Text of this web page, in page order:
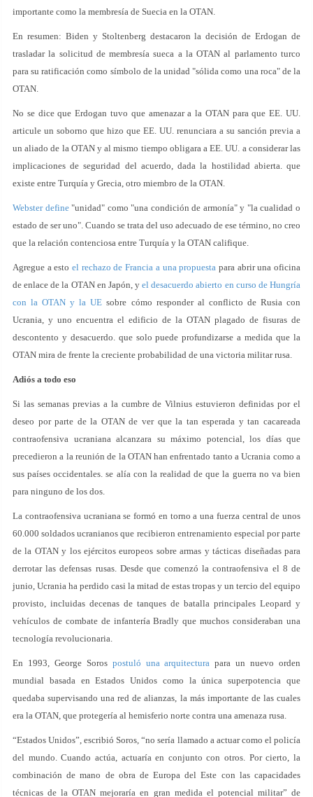
importante como la membresía de Suecia en la OTAN.
En resumen: Biden y Stoltenberg destacaron la decisión de Erdogan de
trasladar la solicitud de membresía sueca a la OTAN al parlamento turco
para su ratificación como símbolo de la unidad "sólida como una roca" de la
OTAN.
No se dice que Erdogan tuvo que amenazar a la OTAN para que EE. UU.
articule un soborno que hizo que EE. UU. renunciara a su sanción previa a
un aliado de la OTAN y al mismo tiempo obligara a EE. UU. a considerar las
implicaciones de seguridad del acuerdo, dada la hostilidad abierta. que
existe entre Turquía y Grecia, otro miembro de la OTAN.
Webster define"unidad" como "una condición de armonía" y "la cualidad o
estado de ser uno". Cuando se trata del uso adecuado de ese término, no creo
que la relación contenciosa entre Turquía y la OTAN califique.
Agregue a estoel rechazo de Francia a una propuesta para abrir una oficina
de enlace de la OTAN en Japón, yel desacuerdo abierto en curso de Hungría
con la OTAN y la UE sobre cómo responder al conflicto de Rusia con
Ucrania, y uno encuentra el edificio de la OTAN plagado de fisuras de
descontento y desacuerdo. que solo puede profundizarse a medida que la
OTAN mira de frente la creciente probabilidad de una victoria militar rusa.
Adiós a todo eso
Si las semanas previas a la cumbre de Vilnius estuvieron definidas por el
deseo por parte de la OTAN de ver que la tan esperada y tan cacareada
contraofensiva ucraniana alcanzara su máximo potencial, los días que
precedieron a la reunión de la OTAN han enfrentado tanto a Ucrania como a
sus países occidentales. se alía con la realidad de que la guerra no va bien
para ninguno de los dos.
La contraofensiva ucraniana se formó en torno a una fuerza central de unos
60.000 soldados ucranianos que recibieron entrenamiento especial por parte
de la OTAN y los ejércitos europeos sobre armas y tácticas diseñadas para
derrotar las defensas rusas. Desde que comenzó la contraofensiva el 8 de
junio, Ucrania ha perdido casi la mitad de estas tropas y un tercio del equipo
provisto, incluidas decenas de tanques de batalla principales Leopard y
vehículos de combate de infantería Bradly que muchos consideraban una
tecnología revolucionaria.
En 1993, George Soros postuló una arquitectura para un nuevo orden
mundial basada en Estados Unidos como la única superpotencia que
quedaba supervisando una red de alianzas, la más importante de las cuales
era la OTAN, que protegería al hemisferio norte contra una amenaza rusa.
“Estados Unidos”, escribió Soros, “no sería llamado a actuar como el policía
del mundo. Cuando actúa, actuaría en conjunto con otros. Por cierto, la
combinación de mano de obra de Europa del Este con las capacidades
técnicas de la OTAN mejoraría en gran medida el potencial militar” de